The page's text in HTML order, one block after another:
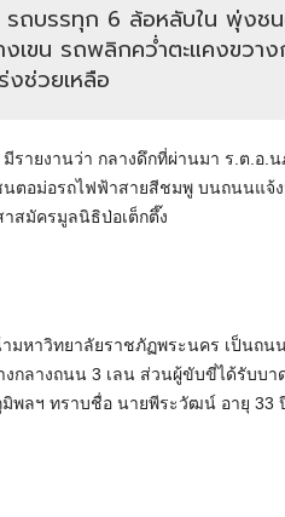
รถบรรทุก 6 ล้อหลับใน พุ่ง
งเขน รถพลิกคว่ำตะแคงขวา
งช่วยเหลือ
รายงานว่า กลางดึกที่ผ่านมา ร.ต.อ
นตอม่อรถไฟฟ้าสายสีชมพู บนถนนแจ้
สมัครมูลนิธิป่อเต็กตึ๊ง
มหาวิทยาลัยราชภัฏพระนคร เป็นถ
กลางถนน 3 เลน ส่วนผู้ขับขี่ได้รับบา
มิพลฯ ทราบชื่อ นายพีระวัฒน์ อายุ 33